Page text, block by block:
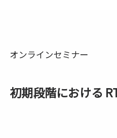
オンラインセミナー
初期段階における